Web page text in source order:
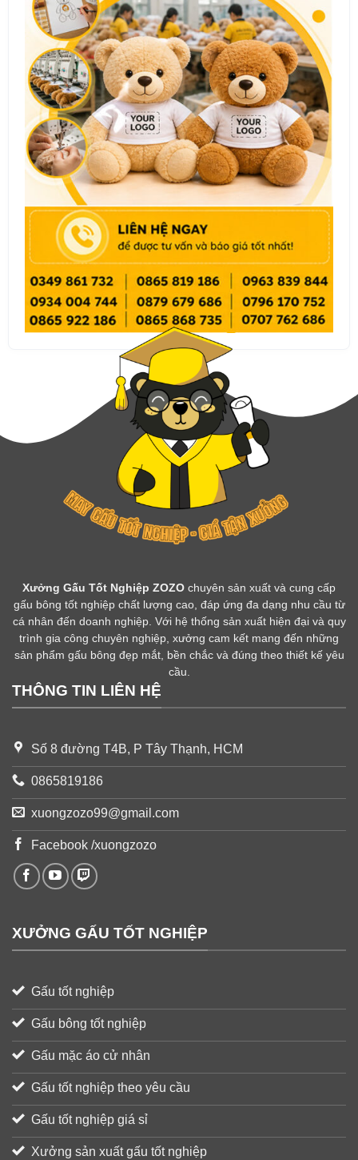
Xưởng Gấu Tốt Nghiệp ZOZO chuyên sản xuất và cung cấp
gấu bông tốt nghiệp chất lượng cao, đáp ứng đa dạng nhu cầu từ
cá nhân đến doanh nghiệp. Với hệ thống sản xuất hiện đại và quy
trình gia công chuyên nghiệp, xưởng cam kết mang đến những
sản phẩm gấu bông đẹp mắt, bền chắc và đúng theo thiết kế yêu
cầu.
THÔNG TIN LIÊN HỆ
Số 8 đường T4B, P Tây Thạnh, HCM
0865819186
xuongzozo99@gmail.com
Facebook /xuongzozo
XƯỞNG GẤU TỐT NGHIỆP
Gấu tốt nghiệp
Gấu bông tốt nghiệp
Gấu mặc áo cử nhân
Gấu tốt nghiệp theo yêu cầu
Gấu tốt nghiệp giá sỉ
Xưởng sản xuất gấu tốt nghiệp